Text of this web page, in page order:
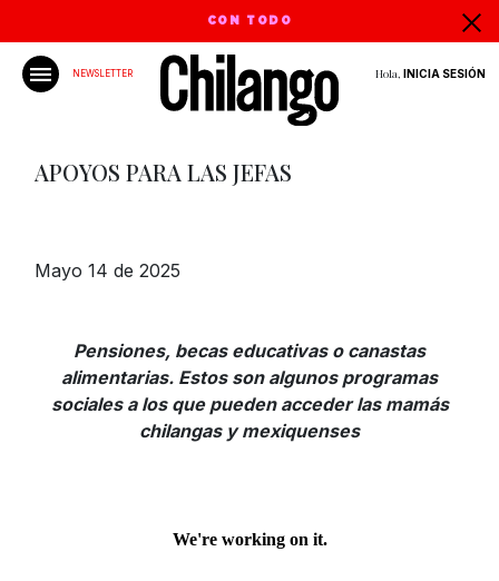
CON TODO
NEWSLETTER Hola, INICIA SESIÓN
APOYOS PARA LAS JEFAS
Mayo 14 de 2025
Pensiones, becas educativas o canastas
alimentarias. Estos son algunos programas
sociales a los que pueden acceder las mamás
chilangas y mexiquenses